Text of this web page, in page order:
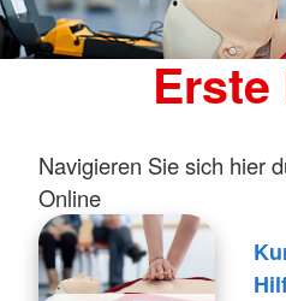
Navigieren Sie sich hier
Online